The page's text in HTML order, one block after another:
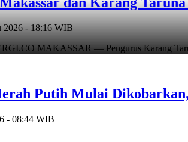
2026 - 18:16 WIB
MAKASSAR — Pengurus Karang
Putih Mulai
- 08:44 WIB